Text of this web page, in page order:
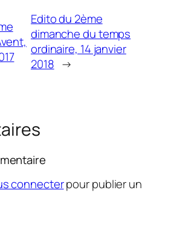
Edito du 2ème
dimanche du temps
ordinaire, 14 janvier
2018 →
connecterpour publier un